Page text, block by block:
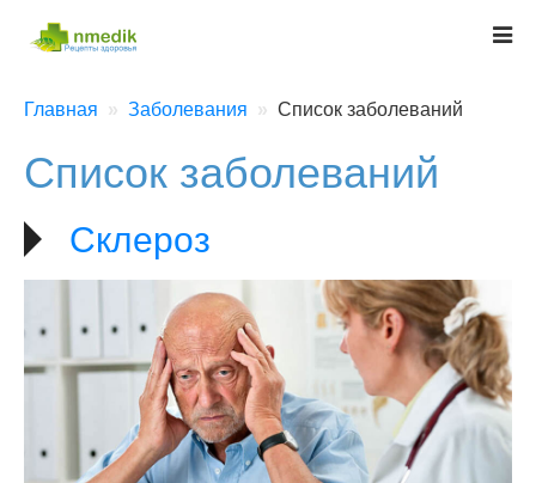
Главная Заболевания Список заболеваний
Список заболеваний
Склероз